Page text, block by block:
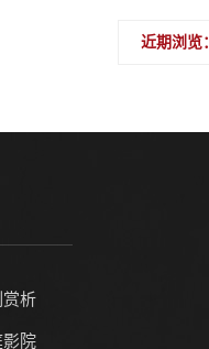
近期浏览：
析
影院